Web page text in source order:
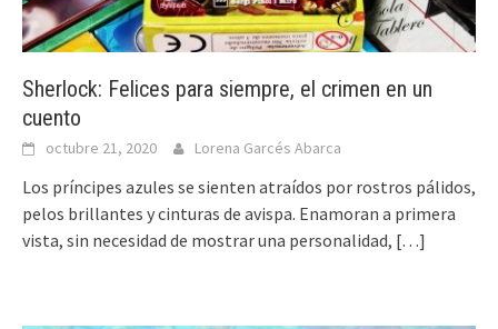
Sherlock: Felices para siempre, el crimen en un
cuento
octubre 21, 2020 Lorena Garcés Abarca
Los príncipes azules se sienten atraídos por rostros pálidos,
pelos brillantes y cinturas de avispa. Enamoran a primera
vista, sin necesidad de mostrar una personalidad, […]